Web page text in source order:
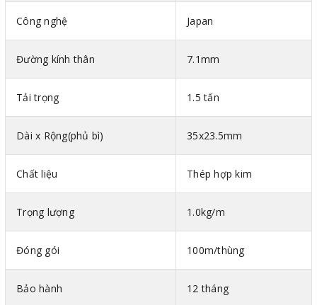
Ứng dụng của dây xích đen chịu lực
Dây xích chịu lực thường được sử dụng vào mục đích giằng kéo
hay nâng hạ các vật có trọng lượng lớn như trong cẩu giàn, cẩu
Công nghệ Japan
Đường kính thân 7.1mm
Tải trọng 1.5 tấn
Dài x Rộng(phủ bì) 35x23.5mm
Chất liệu Thép hợp kim
Trọng lượng 1.0kg/m
Đóng gói 100m/thùng
Bảo hành 12 tháng